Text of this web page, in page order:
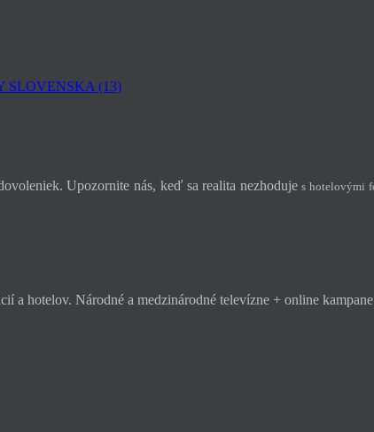
SLOVENSKA (13)
Upozornite nás, keď sa realita nezhoduje s hotelovými
a hotelov. Národné a medzinárodné televízne + online